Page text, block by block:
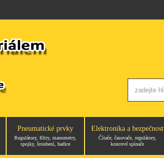
Pneumatické prvky
Regulátory, filtry, manometry,
spojky, šroubení, hadice
Elektronika a bezpečnost
Čítače, časovače, regulátory,
koncové spínače